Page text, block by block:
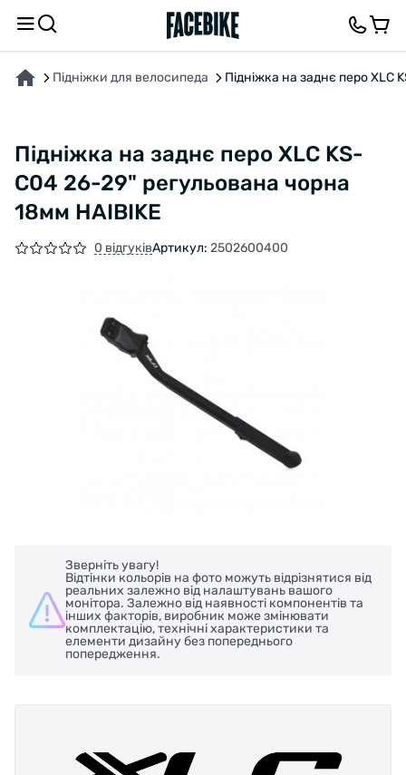
Підніжки для велосипеда Підніжка на заднє перо XLC
Підніжка на заднє перо XLC KS-
C04 26-29" регульована чорна
18мм HAIBIKE
0 відгуківАртикул: 2502600400
Зверніть увагу!
Відтінки кольорів на фото можуть відрізнятися від
реальних залежно від налаштувань вашого
монітора. Залежно від наявності компонентів та
інших факторів, виробник може змінювати
комплектацію, технічні характеристики та
елементи дизайну без попереднього
попередження.
ПРО ТОВАР ХАРАКТЕРИСТИКИОПИС ВІДГУКИ ТА ЗАПИТАННЯ